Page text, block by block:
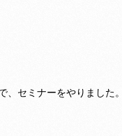
セミナーをやりました。